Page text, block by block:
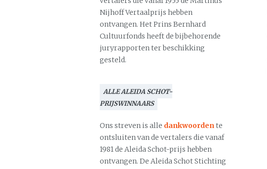
Nijhoff Vertaalprijs hebben
ontvangen. Het Prins Bernhard
Cultuurfonds heeft de bijbehorende
juryrapporten ter beschikking
gesteld.
ALLE ALEIDA SCHOT-
PRIJSWINNAARS
Ons streven is alle dankwoordente
ontsluiten van de vertalers die vanaf
1981 de Aleida Schot-prijs hebben
ontvangen. De Aleida Schot Stichting